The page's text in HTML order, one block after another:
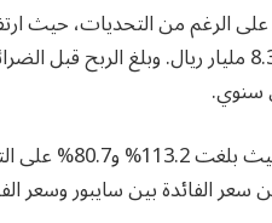
الرغم من التحديات، حيث
وأوضحت الشركة أن نسبة القرض إلى الودائع لم
الفائدة بين سايبور وسعر